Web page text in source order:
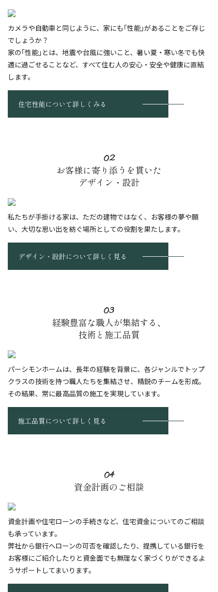
カメラや自動車と同じように、家にも｢性能｣があることをご存じ
でしょうか？
家の｢性能｣とは、地震や台風に強いこと、暑い夏・寒い冬でも快
適に過ごせることなど、すべて住む人の安心・安全や健康に直結
します。
住宅性能について詳しくみる
02
お客様に寄り添うを貫いた
デザイン・設計
私たちが手掛ける家は、ただの建物ではなく、お客様の夢や願
い、大切な思い出を紡ぐ場所としての役割を果たします。
デザイン・設計について詳しく見る
03
経験豊富な職人が集結する、
技術と施工品質
パーシモンホームは、長年の経験を背景に、各ジャンルでトップ
クラスの技術を持つ職人たちを集結させ、精鋭のチームを形成。
その結果、常に最高品質の施工を実現しています。
施工品質について詳しく見る
04
資金計画のご相談
資金計画や住宅ローンの手続きなど、住宅資金についてのご相談
も承っています。
弊社から銀行へローンの可否を確認したり、提携している銀行を
お客様にご紹介したりと資金面でも無理なく家づくりができるよ
うサポートしてまいります。